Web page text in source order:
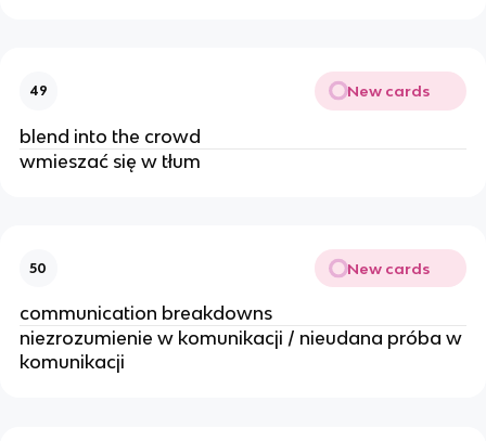
49 New cards
blend into the crowd
wmieszać się w tłum
50 New cards
communication breakdowns
niezrozumienie w komunikacji / nieudana próba w
komunikacji